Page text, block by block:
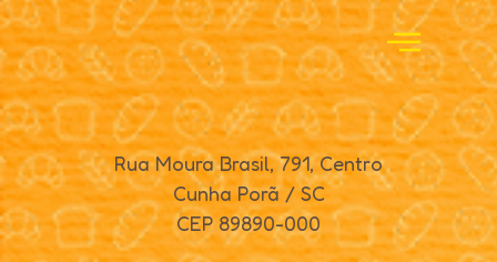
Rua Moura Brasil, 791, Centro
Cunha Porã / SC
CEP 89890-000